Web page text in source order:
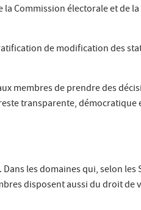
Commission électorale et de
de modification des
membres de prendre des
transparente, démocratique
les domaines qui, selon les
disposent aussi du droit de